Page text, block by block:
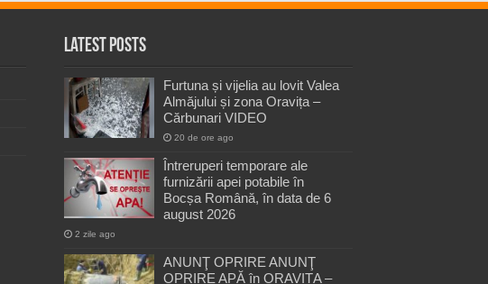
Latest Posts
Furtuna și vijelia au lovit Valea
Almăjului și zona Oravița –
Cărbunari VIDEO
20 de ore ago
Întreruperi temporare ale
furnizării apei potabile în
Bocșa Română, în data de 6
august 2026
2 zile ago
ANUNŢ OPRIRE ANUNŢ
OPRIRE APĂ în ORAVIȚA –